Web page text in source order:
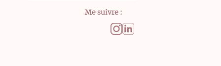
Me suivre :